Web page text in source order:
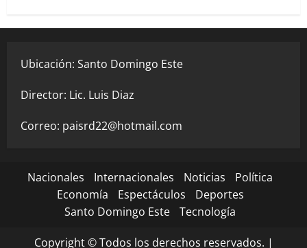
Ubicación: Santo Domingo Este
Director: Lic. Luis Diaz
Correo: paisrd22@hotmail.com
Nacionales Internacionales Noticias
Política
Economía
Espectáculos
Deportes
Santo Domingo Este
Tecnología
Copyright © Todos los derechos reservados. |